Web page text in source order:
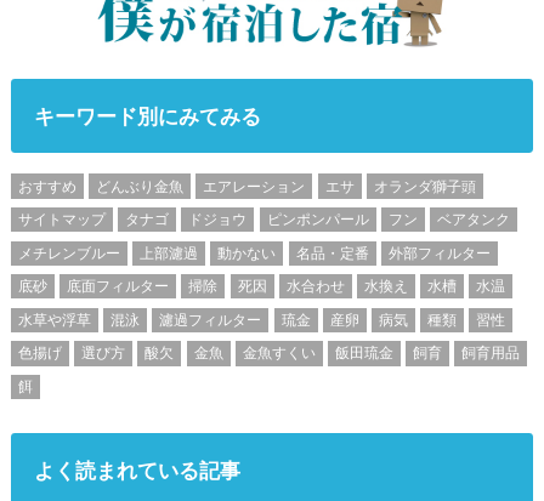
キーワード別にみてみる
おすすめ どんぶり金魚 エアレーション エサ
オランダ獅子頭
サイトマップ
タナゴ ドジョウ ピンポンパール フン
ベアタンク
メチレンブルー
上部濾過 動かない 名品・定番
外部フィルター
底砂
底面フィルター 掃除 死因 水合わせ 水換え 水槽
水温
水草や浮草
混泳 濾過フィルター 琉金 産卵 病気 種類
習性
色揚げ
選び方 酸欠 金魚 金魚すくい 飯田琉金 飼育
飼育用品
餌
よく読まれている記事